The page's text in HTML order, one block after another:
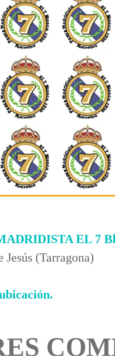
EL 7
Jesús (Tarragona)